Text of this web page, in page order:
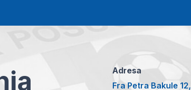
Adresa
Fra Petra Bakule 12,